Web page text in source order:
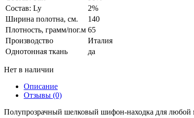
Состав: Ly
2%
Ширина полотна, см.
140
Плотность, грамм/пог.м 65
Производство
Италия
Однотонная ткань
да
Нет в наличии
Описание
Отзывы (0)
Полупрозрачный шелковый шифон-находка для любой